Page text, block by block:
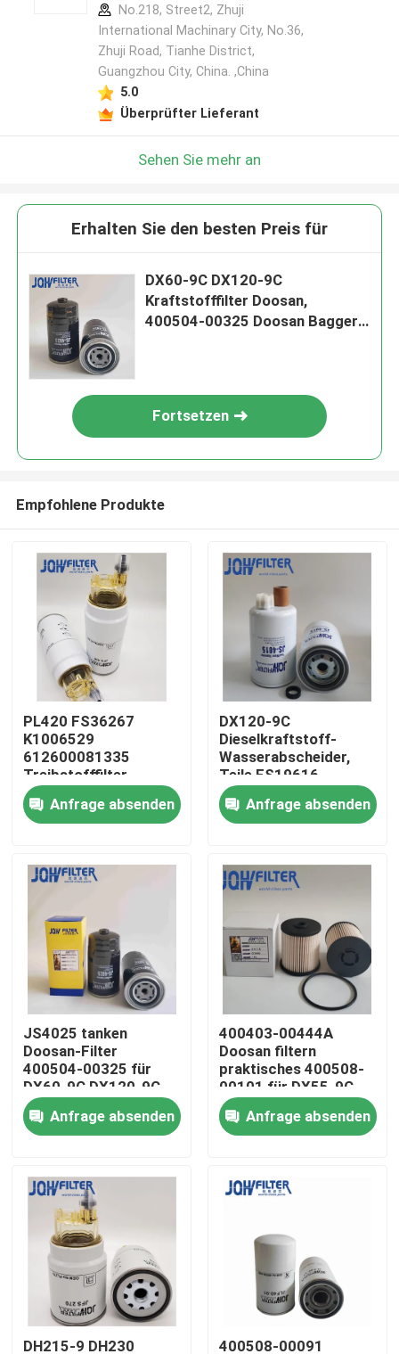
Videos
Über uns
Werksbesichtigung
Qualitätskontrolle
Kontakt mit uns
Neuigkeiten
Bitte um ein Angebot
Bagger Air Filter
No.218, Street2, Zhuji
International Machinary City, No.36,
Zhuji Road, Tianhe District,
Guangzhou City, China. ,China
5.0
Überprüfter Lieferant
Sehen Sie mehr an
Erhalten Sie den besten Preis für
DX60-9C DX120-9C
Kraftstofffilter Doosan,
400504-00325 Doosan Bagger
Fortsetzen
Empfohlene Produkte
PL420 FS36267
K1006529
612600081335
Treibstofffilter
Wassertrennscheider
P550778 für SY
Kobelco
Anfrage absenden
DX120-9C
Dieselkraftstoff-
Wasserabscheider,
Teile FS19616
400504-00115
Doosan Engine
Anfrage absenden
JS4025 tanken
Doosan-Filter
400504-00325 für
DX60-9C DX120-9C
DX130-9C
Anfrage absenden
400403-00444A
Doosan filtern
praktisches 400508-
00101 für DX55-9C
DX60-9C DX75-9C
Anfrage absenden
DH215-9 DH230 400508-00091